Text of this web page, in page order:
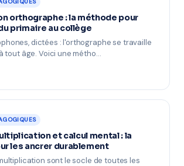
orthographe : la méthode pour
primaire au collège
dictées : l'orthographe se travaille
tout âge. Voici une métho…
et calcul mental : la
les ancrer durablement
sont le socle de toutes les